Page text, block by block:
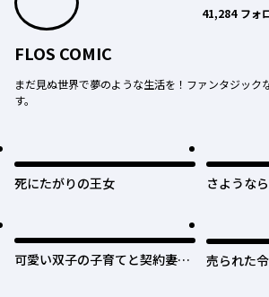
41,284 フォ
FLOS COMIC
まだ見ぬ世界で夢のような生活を！ファンタジック
す。
死にたがりの王女
さような
可愛い双子の子育てと契約妻は
売られた